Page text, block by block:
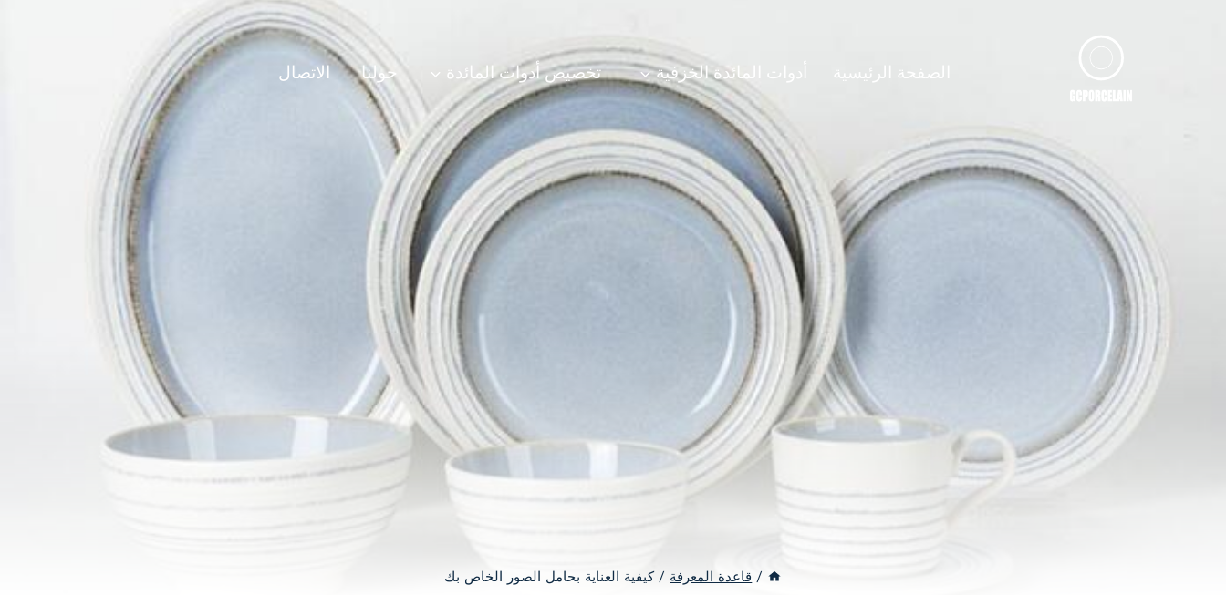
الصفحة الرئيسية أدوات المائدة الخزفية تخصيص أدوات المائدة حولنا الاتصال
/ قاعدة المعرفة / كيفية العناية بحامل الصور الخاص بك